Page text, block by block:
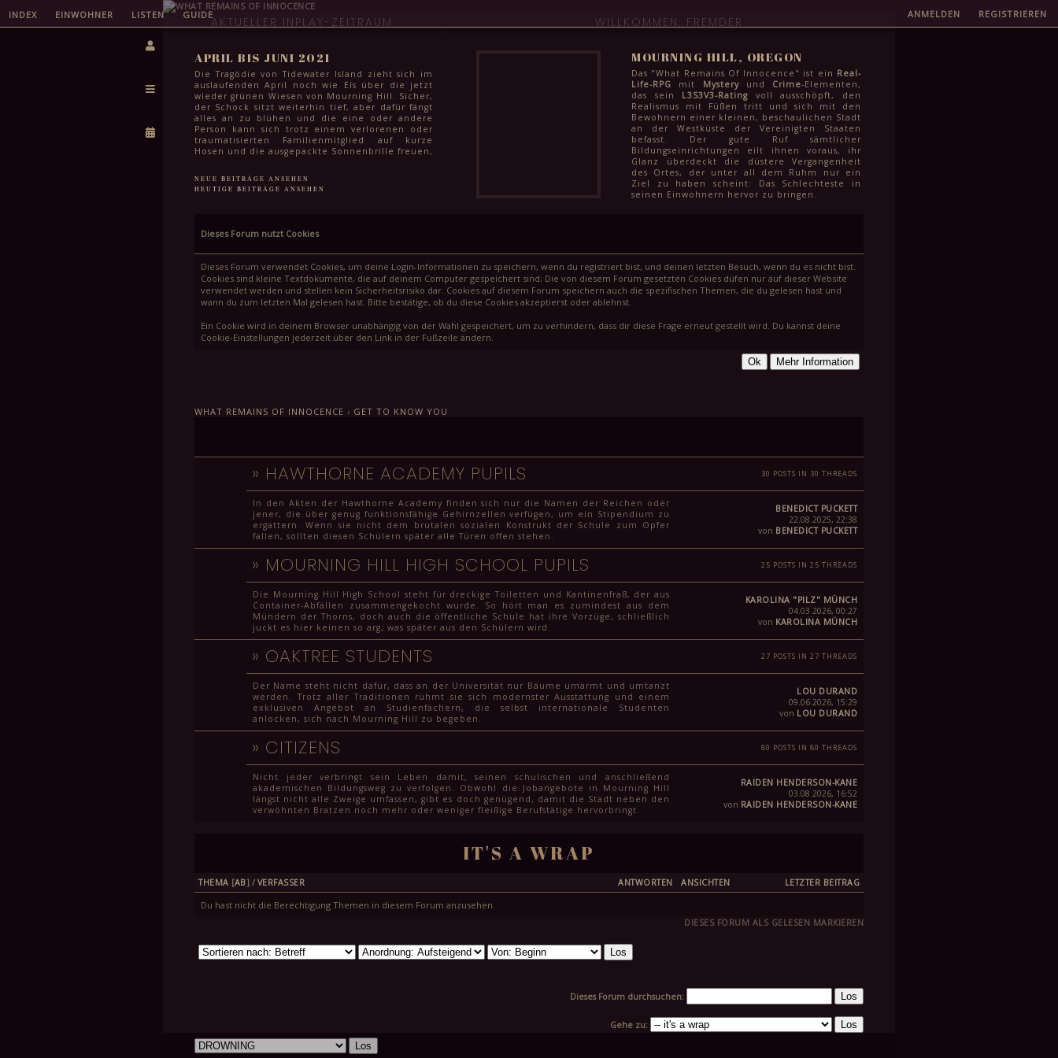
INDEX EINWOHNER LISTEN GUIDE ANMELDEN REGISTRIEREN
AKTUELLER INPLAY-ZEITRAUM WILLKOMMEN, FREMDER
APRIL BIS JUNI 2021
Die Tragödie von Tidewater Island zieht sich im
auslaufenden April noch wie Eis über die jetzt
wieder grünen Wiesen von Mourning Hill. Sicher,
der Schock sitzt weiterhin tief, aber dafür fängt
alles an zu blühen und die eine oder andere
Person kann sich trotz einem verlorenen oder
traumatisierten Familienmitglied auf kurze
Hosen und die ausgepackte Sonnenbrille freuen,
kühl ist. Das Leben geht weiter und für die
meisten steht in den kommenden Monaten
der Stadt auch das endgültige Finale ihrer
Schullaufbahn. Spätestens Mitte Juni kann aber
Feiern in lauen Frühsommernächsten steht
höchstens noch die Frage im Weg, wie schnell
man eine weitere stadtweite Tragödie vergessen
kann.
NEUE BEITRÄGE ANSEHEN
HEUTIGE BEITRÄGE ANSEHEN
MOURNING HILL, OREGON
Das "What Remains Of Innocence" ist ein Real-
Life-RPG mit Mysteryund Crime-Elementen,
das sein L3S3V3-Rating voll ausschöpft, den
Realismus mit Füßen tritt und sich mit den
Bewohnern einer kleinen, beschaulichen Stadt
an der Westküste der Vereinigten Staaten
befasst. Der gute Ruf sämtlicher
Bildungseinrichtungen eilt ihnen voraus, ihr
Glanz überdeckt die düstere Vergangenheit
des Ortes, der unter all dem Ruhm nur ein
Ziel zu haben scheint: Das Schlechteste in
seinen Einwohnern hervor zu bringen.
Dieses Forum nutzt Cookies
Dieses Forum verwendet Cookies, um deine Login-Informationen zu speichern, wenn du registriert bist, und deinen letzten Besuch, wenn du es nicht bist.
Cookies sind kleine Textdokumente, die auf deinem Computer gespeichert sind; Die von diesem Forum gesetzten Cookies düfen nur auf dieser Website
verwendet werden und stellen kein Sicherheitsrisiko dar. Cookies auf diesem Forum speichern auch die spezifischen Themen, die du gelesen hast und
wann du zum letzten Mal gelesen hast. Bitte bestätige, ob du diese Cookies akzeptierst oder ablehnst.
Ein Cookie wird in deinem Browser unabhängig von der Wahl gespeichert, um zu verhindern, dass dir diese Frage erneut gestellt wird. Du kannst deine
Cookie-Einstellungen jederzeit über den Link in der Fußzeile ändern.
WHAT REMAINS OF INNOCENCE › GET TO KNOW YOU
» HAWTHORNE ACADEMY PUPILS 30 POSTS IN 30 THREADS
In den Akten der Hawthorne Academy finden sich nur die Namen der Reichen oder
jener, die über genug funktionsfähige Gehirnzellen verfügen, um ein Stipendium zu
ergattern. Wenn sie nicht dem brutalen sozialen Konstrukt der Schule zum Opfer
fallen, sollten diesen Schülern später alle Türen offen stehen.
BENEDICT PUCKETT
22.08.2025, 22:38
von BENEDICT PUCKETT
» MOURNING HILL HIGH SCHOOL PUPILS 25 POSTS IN 25 THREADS
Die Mourning Hill High School steht für dreckige Toiletten und Kantinenfraß, der aus
Container-Abfällen zusammengekocht wurde. So hört man es zumindest aus dem
Mündern der Thorns, doch auch die öffentliche Schule hat ihre Vorzüge, schließlich
juckt es hier keinen so arg, was später aus den Schülern wird.
KAROLINA "PILZ" MÜNCH
04.03.2026, 00:27
von KAROLINA MÜNCH
» OAKTREE STUDENTS 27 POSTS IN 27 THREADS
Der Name steht nicht dafür, dass an der Universität nur Bäume umarmt und umtanzt
werden. Trotz aller Traditionen rühmt sie sich modernster Ausstattung und einem
exklusiven Angebot an Studienfächern, die selbst internationale Studenten
anlocken, sich nach Mourning Hill zu begeben.
LOU DURAND
09.06.2026, 15:29
von LOU DURAND
» CITIZENS 80 POSTS IN 80 THREADS
Nicht jeder verbringt sein Leben damit, seinen schulischen und anschließend
akademischen Bildungsweg zu verfolgen. Obwohl die Jobangebote in Mourning Hill
längst nicht alle Zweige umfassen, gibt es doch genügend, damit die Stadt neben den
verwöhnten Bratzen noch mehr oder weniger fleißige Berufstätige hervorbringt.
RAIDEN HENDERSON-KANE
03.08.2026, 16:52
von RAIDEN HENDERSON-KANE
IT'S A WRAP
THEMA [AB] / VERFASSER ANTWORTEN ANSICHTEN LETZTER BEITRAG
Du hast nicht die Berechtigung Themen in diesem Forum anzusehen.
DIESES FORUM ALS GELESEN MARKIEREN
Dieses Forum durchsuchen:
Gehe zu: